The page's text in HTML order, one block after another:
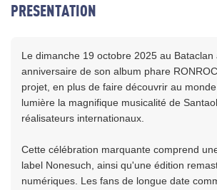
PRESENTATION
Le dimanche 19 octobre 2025 au
anniversaire de son album phare
projet, en plus de faire découvrir au
lumière la magnifique musicalité de
réalisateurs internationaux.
Cette célébration marquante comprend
label Nonesuch, ainsi qu'une édition
numériques. Les fans de longue date